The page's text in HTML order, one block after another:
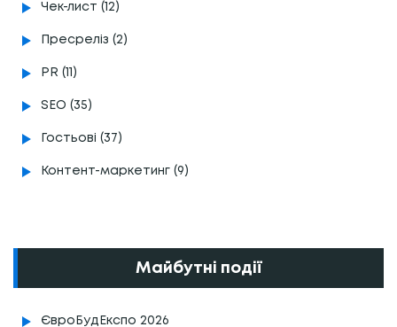
Чек-лист (12)
Пресреліз (2)
PR (11)
SEO (35)
Гостьові (37)
Контент-маркетинг (9)
Майбутні події
ЄвроБудЕкспо 2026